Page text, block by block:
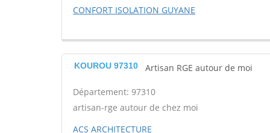
CONFORT ISOLATION GUYANE
KOUROU 97310 Artisan RGE autour de moi
Département: 97310
artisan-rge autour de chez moi
ACS ARCHITECTURE